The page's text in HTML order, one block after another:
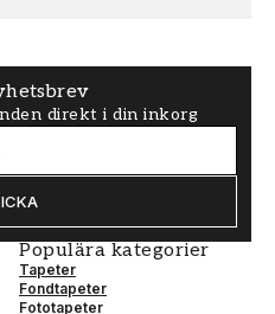
direkt i din inkorg
Populära kategorier
Tapeter
Fondtapeter
Fototapeter